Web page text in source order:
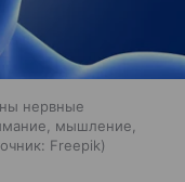
нервные
мышление,
Freepik